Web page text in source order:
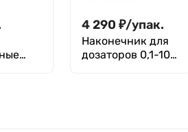
4 290 ₽/упак.
Наконечник для
дозаторов 0,1-10